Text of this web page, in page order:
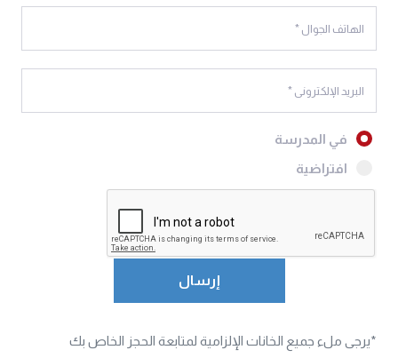
في المدرسة
افتراضية
*يرجى ملء جميع الخانات الإلزامية لمتابعة الحجز الخاص بك